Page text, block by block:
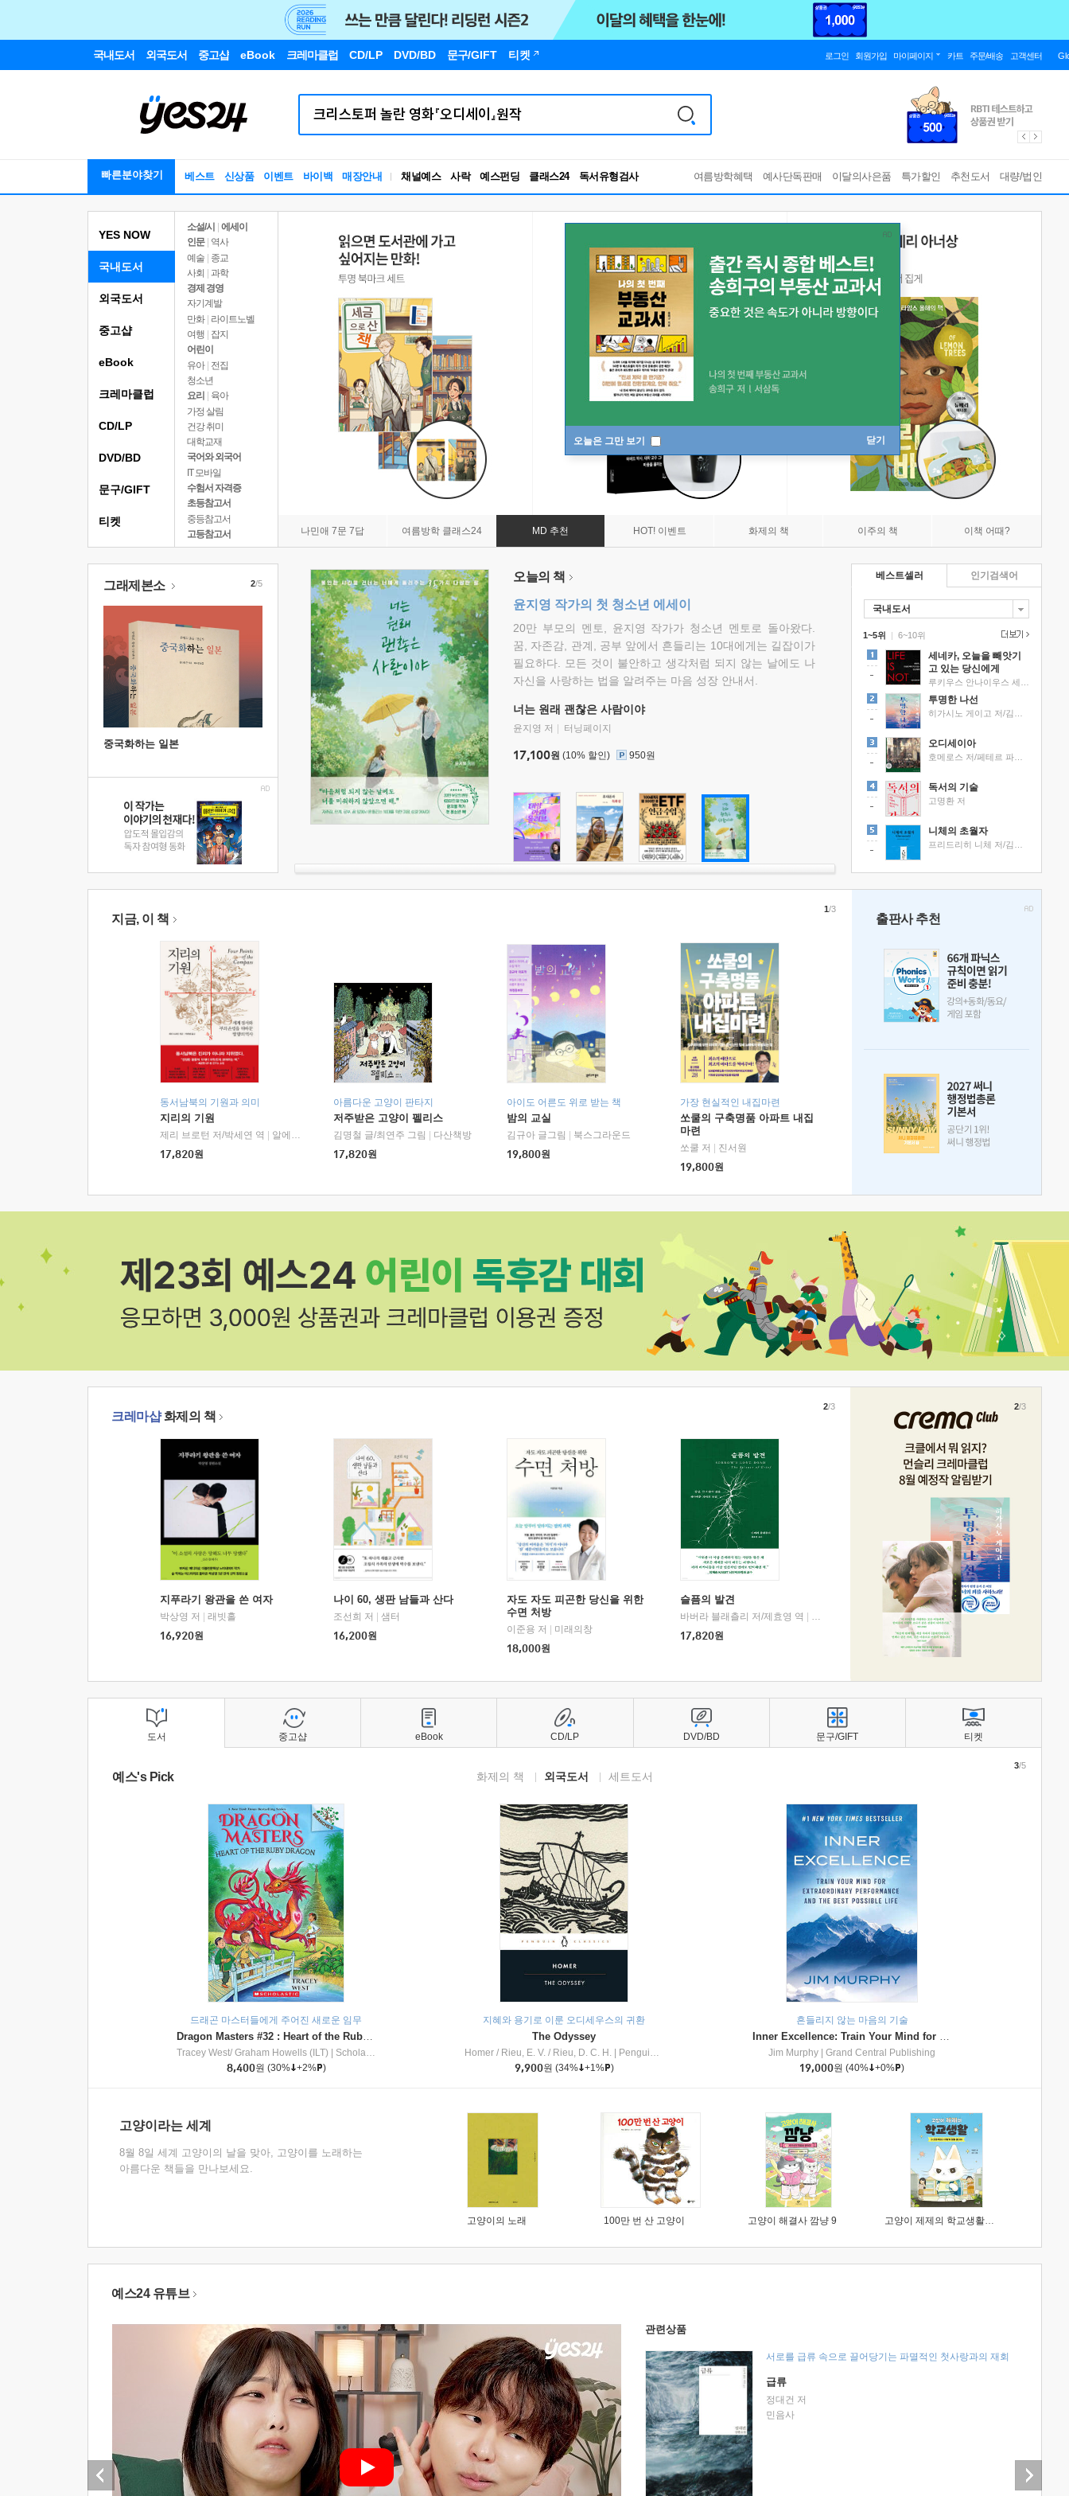
국내도서 외국도서 중고샵 eBook 크레마클럽 CD/LP DVD/BD 문구/GIFT 티켓 로그인 회원가입 마이페이지 카트 주문/배송 고객센터
빠른분야찾기 베스트 신상품 이벤트 바이백 매장안내 채널예스 사락 예스펀딩 클래스24
RBTI Lab
독서유형검사
여름방학혜택 예사단독판매 이달의사은품 특가할인 추천도서 대량/법인
오늘은 그만 보기 닫기
YES NOW
국내도서
소설/시
에세이
인문
역사
예술 | 종교
사회 | 과학
경제 경영
자기계발
만화 | 라이트노벨
여행
잡지
어린이
유아 | 전집
청소년
요리
육아
가정 살림
건강 취미
대학교재
국어와 외국어
IT 모바일
수험서 자격증
초등참고서
중등참고서
고등참고서
나민애 7문 7답 여름방학 클래스24 MD 추천 HOT! 이벤트 화제의 책 이주의 책 이책 어때?
외국도서
중고샵
eBook
크레마클럽
CD/LP
DVD/BD
문구/GIFT
티켓
그래제본소
중국화하는 일본
2/5 오늘의 책
윤지영 작가의 첫 청소년 에세이
20만 부모의 멘토, 윤지영 작가가 청소년 멘토로 돌아왔다.
꿈, 자존감, 관계, 공부 앞에서 흔들리는 10대에게는 길잡이가
필요하다. 모든 것이 불안하고 생각처럼 되지 않는 날에도 나
자신을 사랑하는 법을 알려주는 마음 성장 안내서.
너는 원래 괜찮은 사람이야
윤지영 저 터닝페이지
17,100원 (10% 할인) 950원
베스트셀러
국내도서
1~5위 |
세네카, 오늘을 빼앗기
고 있는 당신에게
투명한 나선
오디세이아
독서의 기술
고명환 저
니체의 초월자
6~10위
인기검색어
지금, 이 책
동서남북의 기원과 의미
지리의 기원
제리 브로턴 저/박세연 역
알에이치코리아(RHK)
17,820원
아름다운 고양이 판타지
저주받은 고양이 펠리스
김명철 글/최연주 그림
다산책방
17,820원
아이도 어른도 위로 받는 책
밤의 교실
김규아 글그림
북스그라운드
19,800원
가장 현실적인 내집마련
쏘쿨의 구축명품 아파트 내집
마련
쏘쿨 저
진서원
19,800원
1/3
출판사 추천
크레마샵화제의 책
지푸라기 왕관을 쓴 여자
박상영 저
래빗홀
16,920원
나이 60, 생판 남들과 산다
조선희 저
샘터
16,200원
자도 자도 피곤한 당신을 위한
수면 처방
이준용 저
미래의창
18,000원
슬픔의 발견
바버라 블래츨리 저/제효영 역
디플롯
17,820원
2/3 2/3
도서
예스's Pick 화제의 책 외국도서 세트도서
드래곤 마스터들에게 주어진 새로운 임무
Dragon Masters #32 : Heart of the Ruby Dragon (A Branches Book)
Tracey West/ Graham Howells (ILT)
Scholastic Inc
8,400원 (30% +2% )
지혜와 용기로 이룬 오디세우스의 귀환
The Odyssey
Homer / Rieu, E. V. / Rieu, D. C. H.
Penguin Group
9,900원 (34% +1% )
흔들리지 않는 마음의 기술
Inner Excellence: Train Your Mind for Extraordinary Performance and the Best Possible Life
Jim Murphy
Grand Central Publishing
19,000원 (40% +0% )
3/5
고양이라는 세계
8월 8일 세계 고양이의 날을 맞아, 고양이를 노래하는
아름다운 책들을 만나보세요.
고양이의 노래 100만 번 산 고양이 고양이 해결사 깜냥 9 고양이 제제의 학교생활 1 : 초등학생이 이렇게 힘들 줄이야
중고샵 eBook CD/LP DVD/BD 문구/GIFT 티켓
예스24 유튜브
관련상품
서로를 급류 속으로 끌어당기는 파멸적인 첫사랑과의 재회
급류
정대건 저
민음사